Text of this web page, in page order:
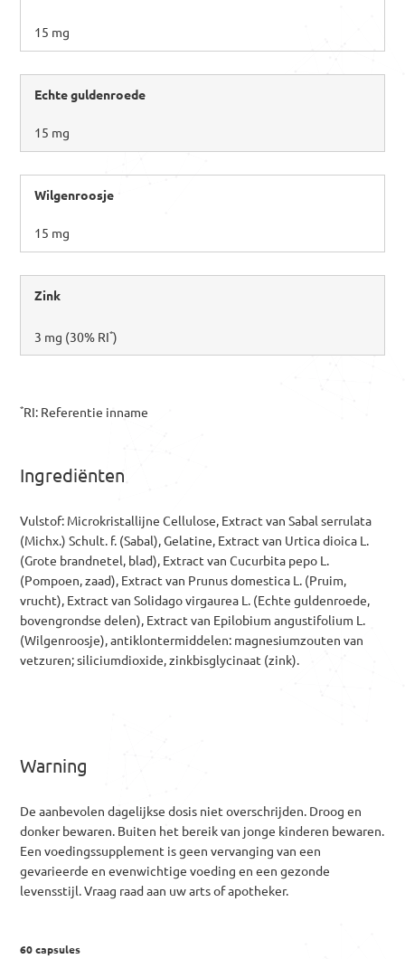
15 mg
Echte guldenroede
15 mg
Wilgenroosje
15 mg
Zink
3 mg (30% RI*)
*RI: Referentie inname
Ingrediënten
Vulstof: Microkristallijne Cellulose, Extract van Sabal serrulata
(Michx.) Schult. f. (Sabal), Gelatine, Extract van Urtica dioica L.
(Grote brandnetel, blad), Extract van Cucurbita pepo L.
(Pompoen, zaad), Extract van Prunus domestica L. (Pruim,
vrucht), Extract van Solidago virgaurea L. (Echte guldenroede,
bovengrondse delen), Extract van Epilobium angustifolium L.
(Wilgenroosje), antiklontermiddelen: magnesiumzouten van
vetzuren; siliciumdioxide, zinkbisglycinaat (zink).
Warning
De aanbevolen dagelijkse dosis niet overschrijden. Droog en
donker bewaren. Buiten het bereik van jonge kinderen bewaren.
Een voedingssupplement is geen vervanging van een
gevarieerde en evenwichtige voeding en een gezonde
levensstijl. Vraag raad aan uw arts of apotheker.
60 capsules